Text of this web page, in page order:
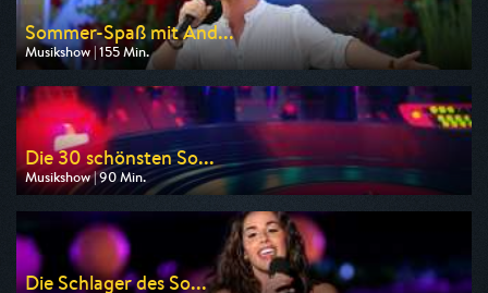
Sommer-Spaß mit And...
Musikshow | 155 Min.
Ausgestrahlt von SR Fernsehen
am 08.08.2026, 20:15
Die 30 schönsten So...
Musikshow | 90 Min.
Ausgestrahlt von SR Fernsehen
am 08.08.2026, 22:55
Die Schlager des So...